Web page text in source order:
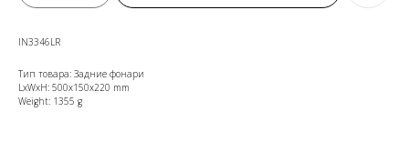
IN3346LR
Тип товара: Задние фонари
LxWxH: 500x150x220 mm
Weight: 1355 g